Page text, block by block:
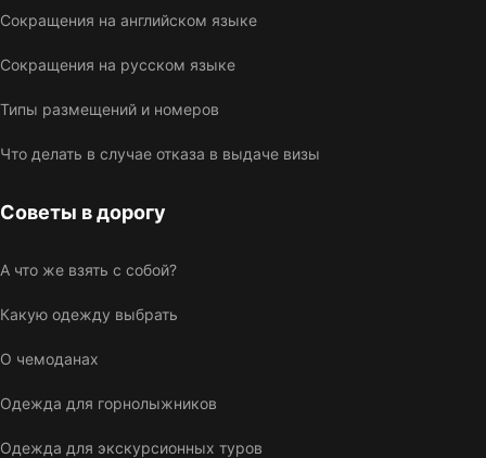
Сокращения на английском языке
Сокращения на русском языке
Типы размещений и номеров
Что делать в случае отказа в выдаче визы
Советы в дорогу
А что же взять с собой?
Какую одежду выбрать
О чемоданах
Одежда для горнолыжников
Одежда для экскурсионных туров